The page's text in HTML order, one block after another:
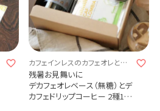
カフェインレスのカフェオレとコ
ーヒーで、香り豊かなじかんを贈
ろう。
残暑お見舞いに
デカフェオレベース（無糖）とデ
カフェドリップコーヒー 2種10